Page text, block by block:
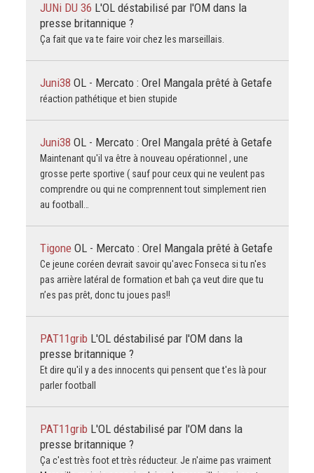
JUNi DU 36 L'OL déstabilisé par l'OM dans la
presse britannique ?
Ça fait que va te faire voir chez les marseillais.
Juni38 OL - Mercato : Orel Mangala prêté à Getafe
réaction pathétique et bien stupide
Juni38 OL - Mercato : Orel Mangala prêté à Getafe
Maintenant qu'il va être à nouveau opérationnel , une
grosse perte sportive ( sauf pour ceux qui ne veulent pas
comprendre ou qui ne comprennent tout simplement rien
au football…
Tigone OL - Mercato : Orel Mangala prêté à Getafe
Ce jeune coréen devrait savoir qu'avec Fonseca si tu n'es
pas arrière latéral de formation et bah ça veut dire que tu
n’es pas prêt, donc tu joues pas!!
PAT11grib L'OL déstabilisé par l'OM dans la
presse britannique ?
Et dire qu'il y a des innocents qui pensent que t'es là pour
parler football
PAT11grib L'OL déstabilisé par l'OM dans la
presse britannique ?
Ça c'est très foot et très réducteur. Je n'aime pas vraiment